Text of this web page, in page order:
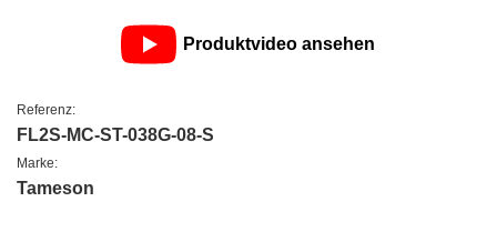
Produktvideo ansehen
Referenz:
FL2S-MC-ST-038G-08-S
Marke:
Tameson